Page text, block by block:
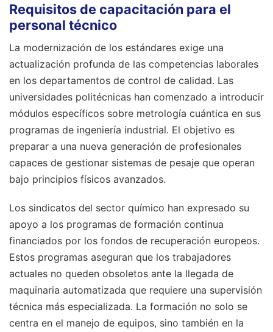
Requisitos de capacitación para el
personal técnico
La modernización de los estándares exige una
actualización profunda de las competencias laborales
en los departamentos de control de calidad. Las
universidades politécnicas han comenzado a introducir
módulos específicos sobre metrología cuántica en sus
programas de ingeniería industrial. El objetivo es
preparar a una nueva generación de profesionales
capaces de gestionar sistemas de pesaje que operan
bajo principios físicos avanzados.
Los sindicatos del sector químico han expresado su
apoyo a los programas de formación continua
financiados por los fondos de recuperación europeos.
Estos programas aseguran que los trabajadores
actuales no queden obsoletos ante la llegada de
maquinaria automatizada que requiere una supervisión
técnica más especializada. La formación no solo se
centra en el manejo de equipos, sino también en la